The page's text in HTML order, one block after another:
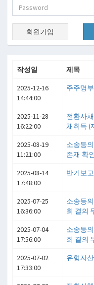
회원가입
작성일 제목
2025-12-16
14:44:00
주주명
2025-11-28
16:22:00
전환사
채취득 (
2025-08-19
11:21:00
소송등
존재 확
2025-08-14
17:48:00
반기보
2025-07-25
16:36:00
소송등
회 결의
2025-07-04
17:56:00
소송등
회 결의
2025-07-02
17:33:00
유형자